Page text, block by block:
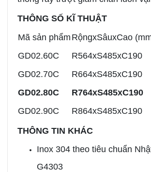
THÔNG SỐ KĨ THUẬT
Mã sản phẩm RộngxSâuxCao
GD02.60C
R564xS485xC190
GD02.70C
R664xS485xC190
GD02.80C
R764xS485xC190
GD02.90C
R864xS485xC190
THÔNG TIN KHÁC
Inox 304 theo tiêu chuẩn
G4303